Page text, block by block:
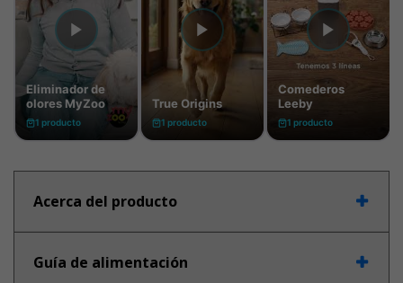
Acerca del producto
Guía de alimentación